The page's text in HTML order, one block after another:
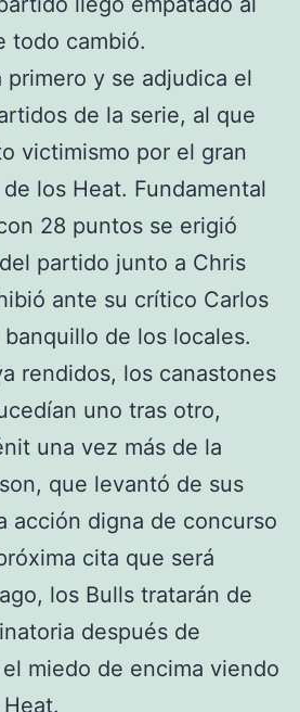
todo cambió.
primero y se adjudica el
de la serie, al que
victimismo por el gran
los Heat. Fundamental
28 puntos se erigió
partido junto a Chris
ante su crítico Carlos
de los locales.
rendidos, los canastones
uno tras otro,
una vez más de la
que levantó de sus
acción digna de concurso
cita que será
los Bulls tratarán de
después de
miedo de encima viendo